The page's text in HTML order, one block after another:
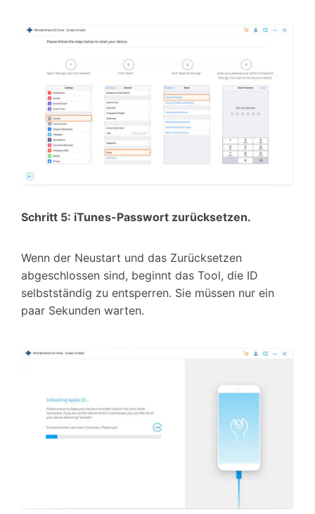
Schritt 5: iTunes-Passwort zurücksetzen.
Wenn der Neustart und das Zurücksetzen
abgeschlossen sind, beginnt das Tool, die ID
selbstständig zu entsperren. Sie müssen nur ein
paar Sekunden warten.